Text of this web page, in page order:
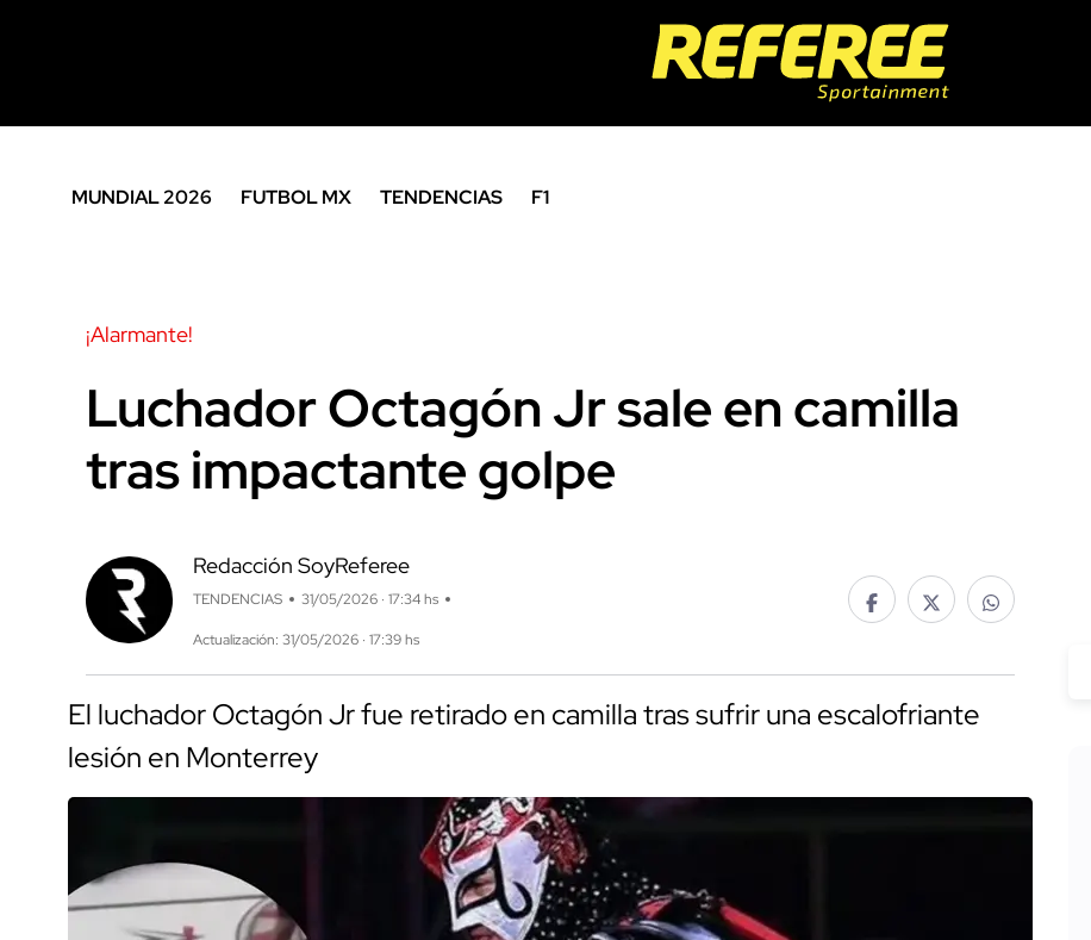
MUNDIAL 2026 FUTBOL MX TENDENCIAS
F1
¡Alarmante!
Luchador Octagón Jr sale en camilla
tras impactante golpe
Redacción SoyReferee
TENDENCIAS 31/05/2026 · 17:34 hs
Actualización: 31/05/2026 · 17:39 hs
El luchador Octagón Jr fue retirado en camilla tras sufrir una escalofriante
lesión en Monterrey